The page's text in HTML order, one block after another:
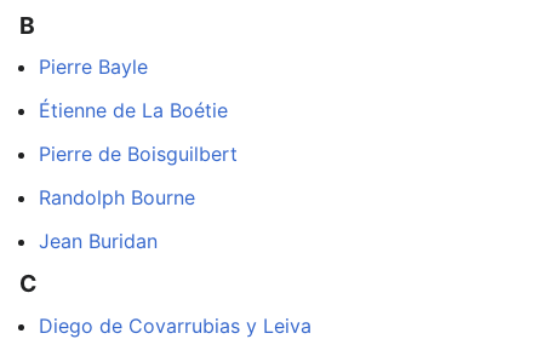
B
Pierre Bayle
Étienne de La Boétie
Pierre de Boisguilbert
Randolph Bourne
Jean Buridan
C
Diego de Covarrubias y Leiva